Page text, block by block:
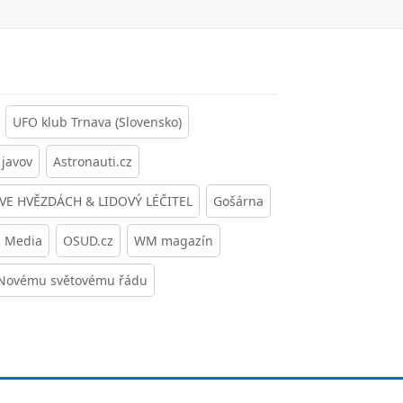
UFO klub Trnava (Slovensko)
Astronauti.cz
HVĚZDÁCH & LIDOVÝ LÉČITEL Gošárna
Media OSUD.cz WM magazín
světovému řádu